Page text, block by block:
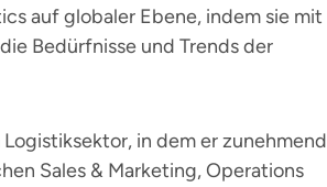
auf globaler Ebene, indem sie mit
Bedürfnisse und Trends der
in dem er zunehmend
Sales & Marketing, Operations